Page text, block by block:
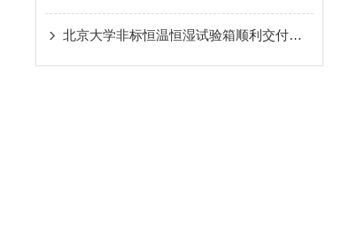
北京大学非标恒温恒湿试验箱顺利交付使用